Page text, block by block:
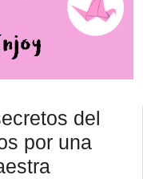
del
por una